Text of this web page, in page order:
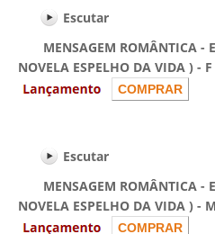
Escutar
MENSAGEM ROMÂNTICA -
NOVELA ESPELHO DA VIDA ) -
Escutar
MENSAGEM ROMÂNTICA -
NOVELA ESPELHO DA VIDA ) -